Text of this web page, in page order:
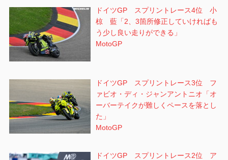
ドイツGP スプリントレース4位 小
椋 藍「2、3箇所修正していければも
う少し良い走りができる」
MotoGP
ドイツGP スプリントレース3位 フ
ァビオ・ディ・ジャンアントニオ「オ
ーバーテイクが難しくペースを落とし
た」
MotoGP
ドイツGP スプリントレース2位 ア